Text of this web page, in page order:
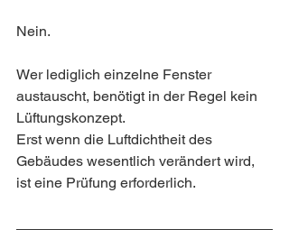
Nein.
Wer lediglich einzelne Fenster
austauscht, benötigt in der Regel kein
Lüftungskonzept.
Erst wenn die Luftdichtheit des
Gebäudes wesentlich verändert wird,
ist eine Prüfung erforderlich.